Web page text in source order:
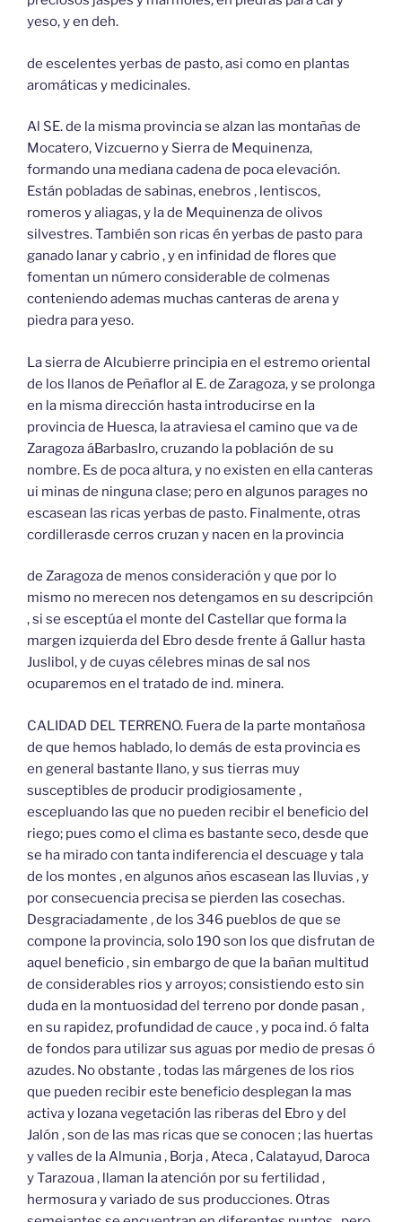
yeso, y en deh.
de escelentes yerbas de pasto, asi como en plantas
aromáticas y medicinales.
Al SE. de la misma provincia se alzan las montañas de
Mocatero, Vizcuerno y Sierra de Mequinenza,
formando una mediana cadena de poca elevación.
Están pobladas de sabinas, enebros , lentiscos,
romeros y aliagas, y la de Mequinenza de olivos
silvestres. También son ricas én yerbas de pasto para
ganado lanar y cabrio , y en infinidad de flores que
fomentan un número considerable de colmenas
conteniendo ademas muchas canteras de arena y
piedra para yeso.
La sierra de Alcubierre principia en el estremo oriental
de los llanos de Peñaflor al E. de Zaragoza, y se prolonga
en la misma dirección hasta introducirse en la
provincia de Huesca, la atraviesa el camino que va de
Zaragoza áBarbaslro, cruzando la población de su
nombre. Es de poca altura, y no existen en ella canteras
ui minas de ninguna clase; pero en algunos parages no
escasean las ricas yerbas de pasto. Finalmente, otras
cordillerasde cerros cruzan y nacen en la provincia
de Zaragoza de menos consideración y que por lo
mismo no merecen nos detengamos en su descripción
, si se esceptúa el monte del Castellar que forma la
margen izquierda del Ebro desde frente á Gallur hasta
Juslibol, y de cuyas célebres minas de sal nos
ocuparemos en el tratado de ind. minera.
CALIDAD DEL TERRENO. Fuera de la parte montañosa
de que hemos hablado, lo demás de esta provincia es
en general bastante llano, y sus tierras muy
susceptibles de producir prodigiosamente ,
escepluando las que no pueden recibir el beneficio del
riego; pues como el clima es bastante seco, desde que
se ha mirado con tanta indiferencia el descuage y tala
de los montes , en algunos años escasean las lluvias , y
por consecuencia precisa se pierden las cosechas.
Desgraciadamente , de los 346 pueblos de que se
compone la provincia, solo 190 son los que disfrutan de
aquel beneficio , sin embargo de que la bañan multitud
de considerables rios y arroyos; consistiendo esto sin
duda en la montuosidad del terreno por donde pasan ,
en su rapidez, profundidad de cauce , y poca ind. ó falta
de fondos para utilizar sus aguas por medio de presas ó
azudes. No obstante , todas las márgenes de los rios
que pueden recibir este beneficio desplegan la mas
activa y lozana vegetación las riberas del Ebro y del
Jalón , son de las mas ricas que se conocen ; las huertas
y valles de la Almunia , Borja , Ateca , Calatayud, Daroca
y Tarazoua , llaman la atención por su fertilidad ,
hermosura y variado de sus producciones. Otras